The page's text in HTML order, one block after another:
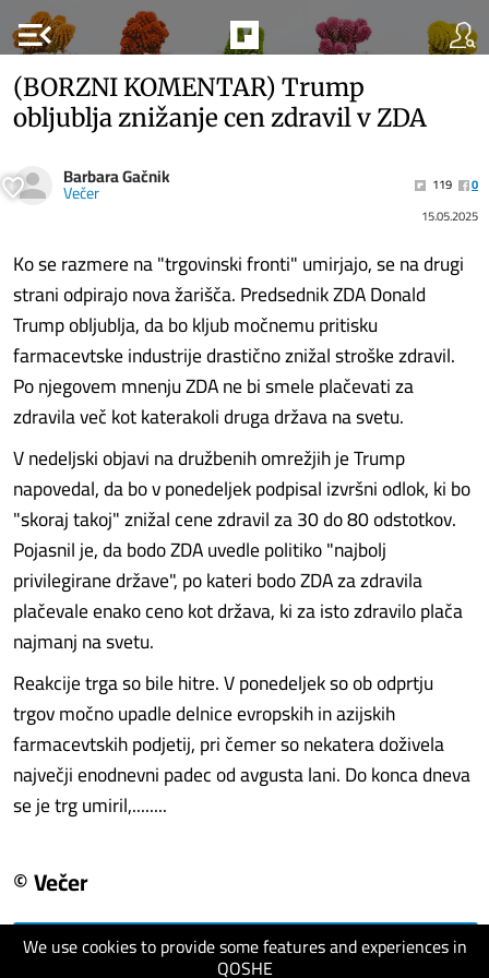
menu_open
We use cookies to provide some features and experiences in
QOSHE
(BORZNI KOMENTAR) Trump
obljublja znižanje cen zdravil v ZDA
Barbara Gačnik
Večer 119
0
15.05.2025
Ko se razmere na "trgovinski fronti" umirjajo, se na drugi
strani odpirajo nova žarišča. Predsednik ZDA Donald
Trump obljublja, da bo kljub močnemu pritisku
farmacevtske industrije drastično znižal stroške zdravil.
Po njegovem mnenju ZDA ne bi smele plačevati za
zdravila več kot katerakoli druga država na svetu.
V nedeljski objavi na družbenih omrežjih je Trump
napovedal, da bo v ponedeljek podpisal izvršni odlok, ki bo
"skoraj takoj" znižal cene zdravil za 30 do 80 odstotkov.
Pojasnil je, da bodo ZDA uvedle politiko "najbolj
privilegirane države", po kateri bodo ZDA za zdravila
plačevale enako ceno kot država, ki za isto zdravilo plača
najmanj na svetu.
Reakcije trga so bile hitre. V ponedeljek so ob odprtju
trgov močno upadle delnice evropskih in azijskih
farmacevtskih podjetij, pri čemer so nekatera doživela
največji enodnevni padec od avgusta lani. Do konca dneva
se je trg umiril,........
© Večer
visit website